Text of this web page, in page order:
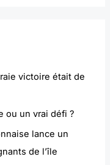
victoire était de
ou un vrai défi ?
lance un
de l’île